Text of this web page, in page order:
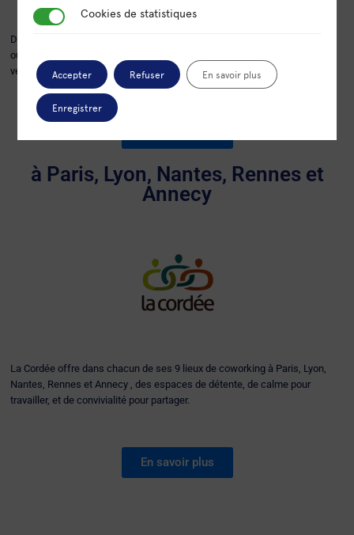
Dans le quartier de la Bastille, Pépinière 27 est un incubateur généraliste
où plus de 120 start-up innovent au quotidien. Sur près de 3000m², une
véritable communauté d’entrepreneurs innovants.
à Paris, Lyon, Nantes, Rennes et
Annecy
La Cordée offre dans chacun de ses 9 lieux de coworking à Paris, Lyon,
Nantes, Rennes et Annecy , des espaces de détente, de calme pour
travailler, et de convivialité pour partager.
En savoir plus
Cookies de statistiques
Cookies de statistiques
Accepter Refuser En savoir plus
Enregistrer